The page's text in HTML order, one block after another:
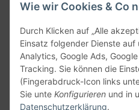
Versand mit
Wie wir Cookies & Co
Durch Klicken auf „Alle
Einsatz folgender Dienste auf
Analytics, Google Ads,
Tracking. Sie können die
(Fingerabdruck-Icon links
Sie unte Konfigurieren und in
Datenschutzerklärung.